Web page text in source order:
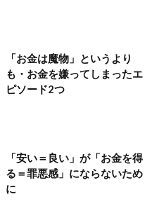
「お金は魔物」というより
も・お金を嫌ってしまったエ
ピソード2つ
「安い＝良い」が「お金を得
る＝罪悪感」にならないため
に